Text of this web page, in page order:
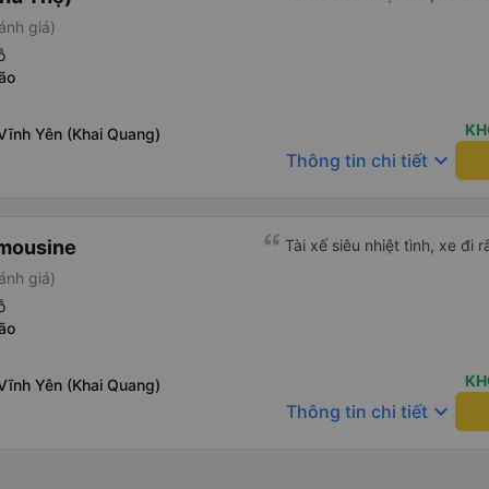
giá)
Yên (Khai Quang)
Thông tin chi tiết keyboard_arrow_down
giá)
Yên (Khai Quang)
Tài xế siêu nhiệt tình, xe đi
Thông tin chi tiết keyboard_arrow_down